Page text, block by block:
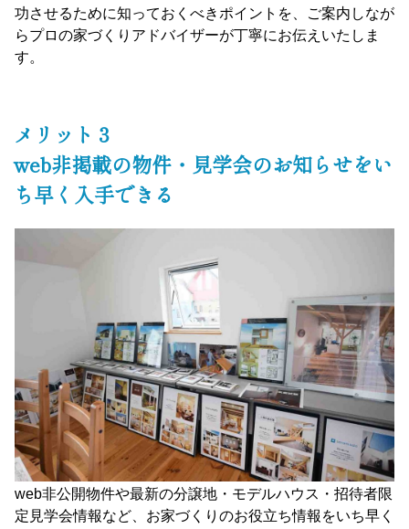
功させるために知っておくべきポイントを、ご案内しなが
らプロの家づくりアドバイザーが丁寧にお伝えいたしま
す。
メリット３
web非掲載の物件・見学会のお知らせをい
ち早く入手できる
web非公開物件や最新の分譲地・モデルハウス・招待者限
定見学会情報など、お家づくりのお役立ち情報をいち早く